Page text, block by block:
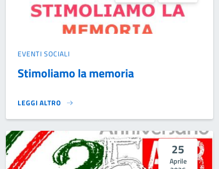
EVENTI SOCIALI
Stimoliamo la memoria
LEGGI ALTRO
STIMOLIAMO LA MEMORIA}
25
Aprile